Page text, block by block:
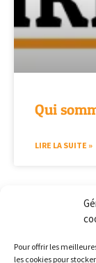
Pour offrir les
les cookies pour
Qui
LIRE LA SUITE »